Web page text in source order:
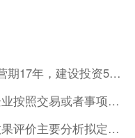
某建设项目建设期3年，生产经营期17年，建设投资5500万元
我国《企业会计准则》规定，企业按照交易或者事项的经济特征确定
对于非经营性技术方案，经济效果评价主要分析拟定方案的( )。